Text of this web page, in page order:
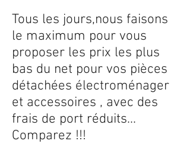
Tous les jours,nous faisons
le maximum pour vous
proposer les prix les plus
bas du net pour vos pièces
détachées électroménager
et accessoires , avec des
frais de port réduits...
Comparez !!!